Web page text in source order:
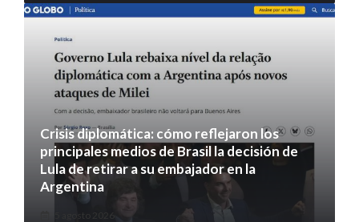
Crisis diplomática: cómo reflejaron los
principales medios de Brasil la decisión de
Lula de retirar a su embajador en la
Argentina
5 agosto 2026